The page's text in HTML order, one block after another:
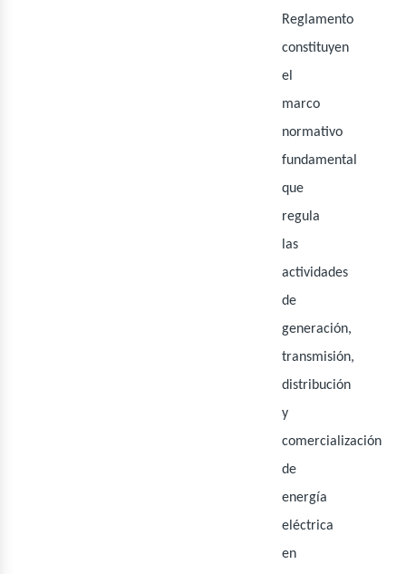
Reglamento
constituyen
el
marco
normativo
fundamental
que
regula
las
actividades
de
generación,
transmisión,
distribución
y
comercialización
de
energía
eléctrica
en